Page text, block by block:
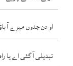
او دن جدوں میرے آ
تبدیلی آ گئی اے یا